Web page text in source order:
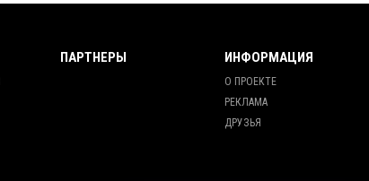
ПАРТНЕРЫ ИНФОРМАЦИЯ
О ПРОЕКТЕ
РЕКЛАМА
ДРУЗЬЯ